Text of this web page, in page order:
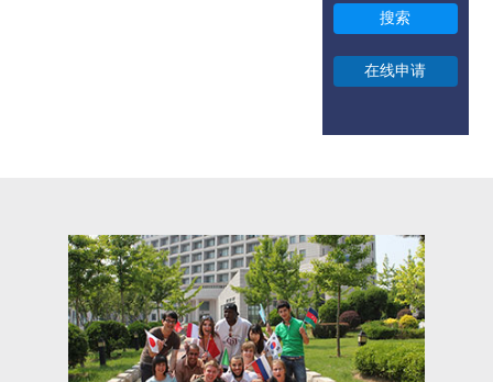
长期汉语进修
短期汉语进修
商务汉语培训
英文授课项目